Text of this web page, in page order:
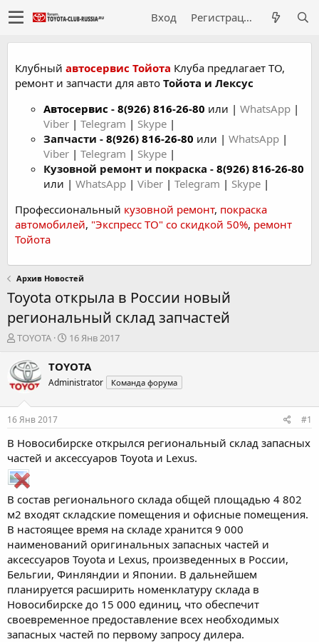
Вход Регистрация
Клубный автосервис Тойота Клуба предлагает ТО,
ремонт и запчасти для авто Тойота и Лексус
Автосервис - 8(926) 816-26-80 или | WhatsApp |
Viber | Telegram | Skype |
Запчасти - 8(926) 816-26-80 или | WhatsApp |
Viber | Telegram | Skype |
Кузовной ремонт и покраска - 8(926) 816-26-80
или | WhatsApp | Viber | Telegram | Skype |
Профессиональный кузовной ремонт, покраска
автомобилей, "Экспресс ТО" со скидкой 50%, ремонт
Тойота
Архив Новостей
Toyota открыла в России новый
региональный склад запчастей
А
т
о
р
е
м
ы
TOYOTA
Д
т
н
л
а
16 Янв 2017
TOYOTA
Administrator Команда форума
16 Янв 2017 #1
В Новосибирске открылся региональный склад запасных
частей и аксессуаров Toyota и Lexus.
В состав регионального склада общей площадью 4 802
м2 входят складские помещения и офисные помещения.
В настоящее время на складе хранится 9 000
наименований оригинальных запасных частей и
аксессуаров Toyota и Lexus, произведенных в России,
Бельгии, Финляндии и Японии. В дальнейшем
планируется расширить номенклатуру склада в
Новосибирске до 15 000 единиц, что обеспечит
своевременное предоставление всех необходимых
запасных частей по первому запросу дилера.